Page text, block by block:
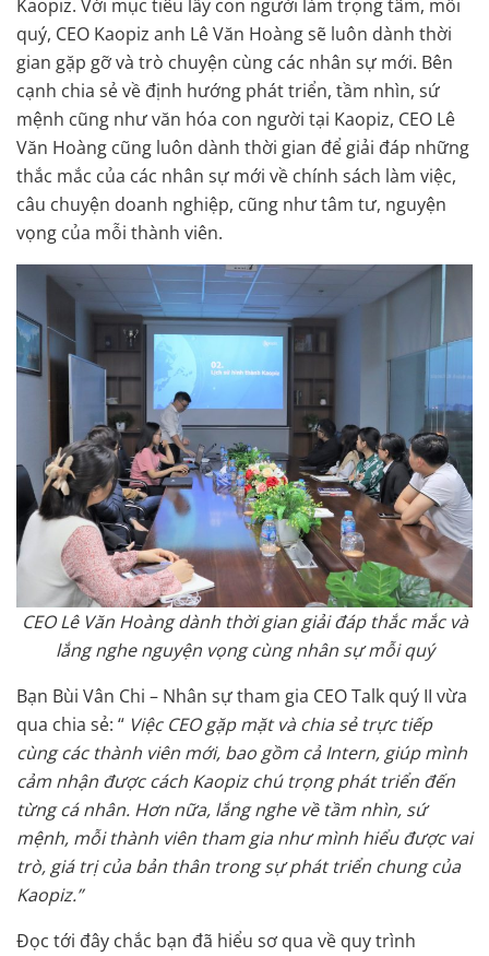
Kaopiz. Với mục tiêu lấy con người làm trọng tâm, mỗi
quý, CEO Kaopiz anh Lê Văn Hoàng sẽ luôn dành thời
gian gặp gỡ và trò chuyện cùng các nhân sự mới. Bên
cạnh chia sẻ về định hướng phát triển, tầm nhìn, sứ
mệnh cũng như văn hóa con người tại Kaopiz, CEO Lê
Văn Hoàng cũng luôn dành thời gian để giải đáp những
thắc mắc của các nhân sự mới về chính sách làm việc,
câu chuyện doanh nghiệp, cũng như tâm tư, nguyện
vọng của mỗi thành viên.
CEO Lê Văn Hoàng dành thời gian giải đáp thắc mắc và
lắng nghe nguyện vọng cùng nhân sự mỗi quý
Bạn Bùi Vân Chi – Nhân sự tham gia CEO Talk quý II vừa
qua chia sẻ: “ Việc CEO gặp mặt và chia sẻ trực tiếp
cùng các thành viên mới, bao gồm cả Intern, giúp mình
cảm nhận được cách Kaopiz chú trọng phát triển đến
từng cá nhân. Hơn nữa, lắng nghe về tầm nhìn, sứ
mệnh, mỗi thành viên tham gia như mình hiểu được vai
trò, giá trị của bản thân trong sự phát triển chung của
Kaopiz.”
Đọc tới đây chắc bạn đã hiểu sơ qua về quy trình